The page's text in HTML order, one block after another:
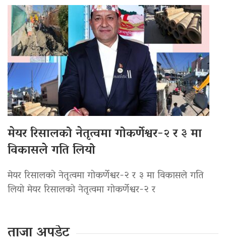
मेयर रिसालको नेतृत्वमा गोकर्णेश्वर-२ र ३ मा
विकासले गति लियो
मेयर रिसालको नेतृत्वमा गोकर्णेश्वर-२ र ३ मा विकासले गति
लियो मेयर रिसालको नेतृत्वमा गोकर्णेश्वर-२ र
ताजा अपडेट